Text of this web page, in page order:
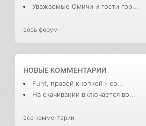
Уважаемые Омичи и гости гор...
весь форум
НОВЫЕ КОММЕНТАРИИ
Funt, правой кнопкой - со...
На скачивании включается во...
все комментарии